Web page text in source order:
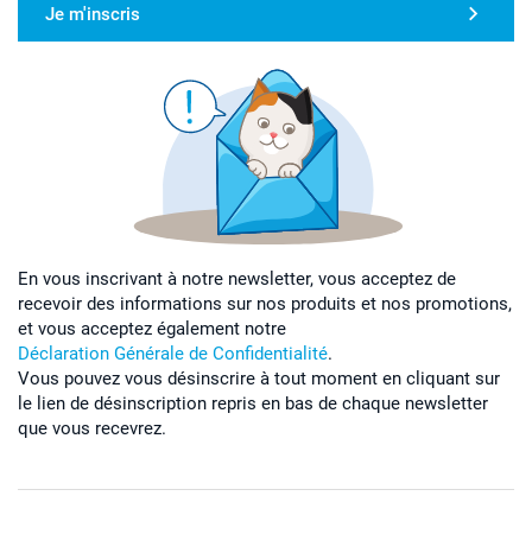
Je m'inscris
En vous inscrivant à notre newsletter, vous acceptez de
recevoir des informations sur nos produits et nos promotions,
et vous acceptez également notre
Déclaration Générale de Confidentialité.
Vous pouvez vous désinscrire à tout moment en cliquant sur
le lien de désinscription repris en bas de chaque newsletter
que vous recevrez.